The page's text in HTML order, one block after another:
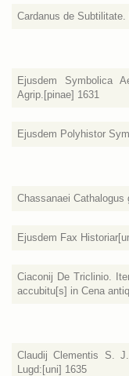
Cardanus de Subtilitate.
Ejusdem Symbolica
Agrip.[pinae] 1631
Ejusdem Polyhistor
Chassanaei
Ejusdem Fax
Ciaconij De Triclinio.
accubitu[s] in Cena
Claudij Clementis S.
Lugd:[uni] 1635